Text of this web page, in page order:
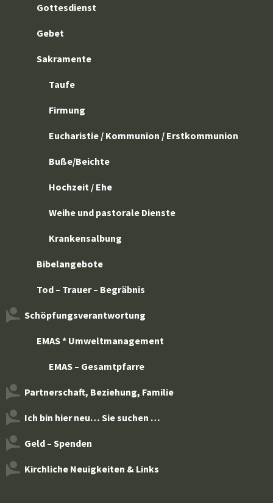
Gottesdienst
Gebet
Sakramente
Taufe
Firmung
Eucharistie / Kommunion / Erstkommunion
Buße/Beichte
Hochzeit / Ehe
Weihe und pastorale Dienste
Krankensalbung
Bibelangebote
Tod – Trauer – Begräbnis
Schöpfungsverantwortung
EMAS * Umweltmanagement
EMAS – Gesamtpfarre
Partnerschaft, Beziehung, Familie
Ich bin hier neu… Sie suchen …
Geld – Spenden
Kirchliche Neuigkeiten & Links